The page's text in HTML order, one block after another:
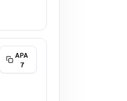
APA
7